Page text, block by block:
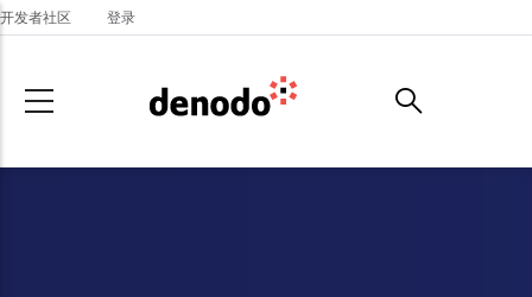
Skip to main content
开发者社区 登录